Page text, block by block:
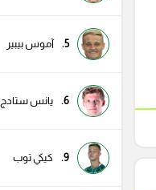
5. آموس بيبير
6. يانس ستادج
9. كيكي توب